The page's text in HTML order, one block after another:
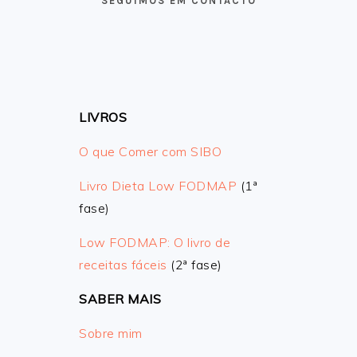
LIVROS
O que Comer com SIBO
Livro Dieta Low FODMAP (1ª
fase)
Low FODMAP: O livro de
receitas fáceis (2ª fase)
SABER MAIS
Sobre mim